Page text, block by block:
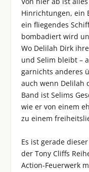
Hinrichtungen, ein
ein fliegendes
bombadiert wird
Wo Delilah Dirk
und Selim bleibt –
garnichts anderes
auch wenn Delilah
Band ist Selims
wie er von einem
zu einem
Es ist gerade
der Tony Cliffs
Action-Feuerwerk